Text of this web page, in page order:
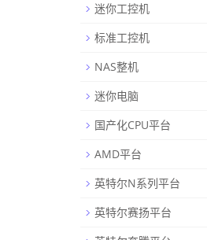
迷你工控机
标准工控机
NAS整机
迷你电脑
国产化CPU平台
AMD平台
英特尔N系列平台
英特尔赛扬平台